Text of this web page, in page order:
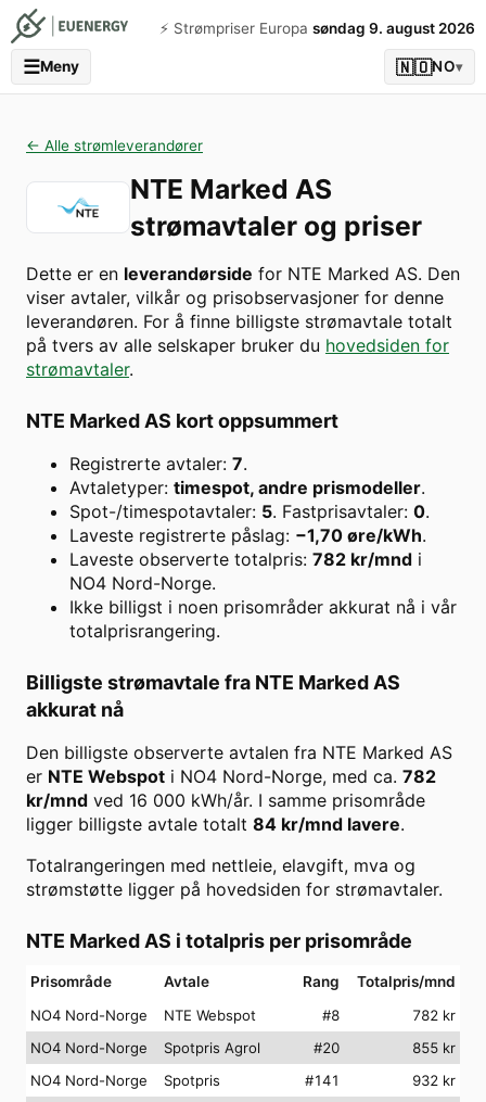
⚡️ Strømpriser Europa søndag 9. august 2026
☰Meny 🇳🇴NO▾
← Alle strømleverandører
NTE Marked AS
strømavtaler og priser
Dette er en leverandørside for NTE Marked AS. Den
viser avtaler, vilkår og prisobservasjoner for denne
leverandøren. For å finne billigste strømavtale totalt
på tvers av alle selskaper bruker du hovedsiden for
strømavtaler.
NTE Marked AS kort oppsummert
Registrerte avtaler: 7.
Avtaletyper: timespot, andre prismodeller.
Spot-/timespotavtaler: 5. Fastprisavtaler: 0.
Laveste registrerte påslag: −1,70 øre/kWh.
Laveste observerte totalpris: 782 kr/mnd i
NO4 Nord-Norge.
Ikke billigst i noen prisområder akkurat nå i vår
totalprisrangering.
Billigste strømavtale fra NTE Marked AS
akkurat nå
Den billigste observerte avtalen fra NTE Marked AS
er NTE Webspot i NO4 Nord-Norge, med ca. 782
kr/mnd ved 16 000 kWh/år. I samme prisområde
ligger billigste avtale totalt 84 kr/mnd lavere.
Totalrangeringen med nettleie, elavgift, mva og
strømstøtte ligger på hovedsiden for strømavtaler.
NTE Marked AS i totalpris per prisområde
Prisområde Avtale Rang
Totalpris/mnd
NO4 Nord-Norge
NTE Webspot #8 782 kr
NO4 Nord-Norge
Spotpris Agrol #20 855 kr
NO4 Nord-Norge
Spotpris #141 932 kr